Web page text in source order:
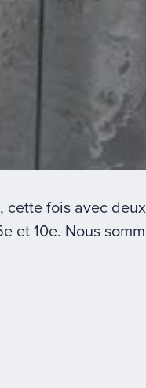
fois avec
et 10e. Nous